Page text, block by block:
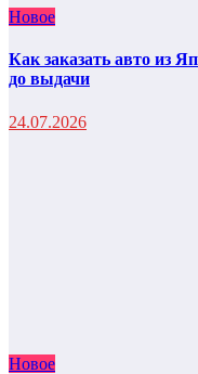
Новое
Как заказать авто из
до выдачи
24.07.2026
Новое